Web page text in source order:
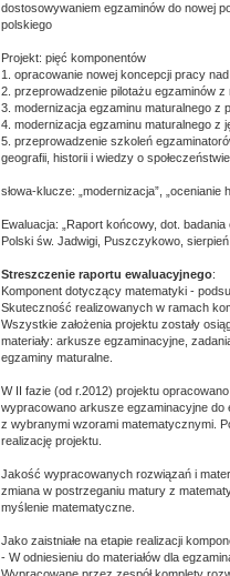
dostosowywaniem egzaminów do nowej
polskiego
Projekt: pięć komponentów
1. opracowanie nowej koncepcji pracy
2. przeprowadzenie pilotażu egzaminów z
3. modernizacja egzaminu maturalnego z
4. modernizacja egzaminu maturalnego z
5. przeprowadzenie szkoleń
geografii, historii i wiedzy o społeczeństwie
słowa-klucze: „modernizacja”, „ocenianie
Ewaluacja: „Raport końcowy, dot.
Polski św. Jadwigi, Puszczykowo,
Streszczenie raportu ewaluacyjnego:
Komponent dotyczący matematyki -
Skuteczność realizowanych w ramach
Wszystkie założenia projektu zostały
materiały: arkusze egzaminacyjne,
egzaminy maturalne.
W II fazie (od r.2012) projektu
wypracowano arkusze egzaminacyjne do
z wybranymi wzorami matematycznymi.
realizację projektu.
Jakość wypracowanych rozwiązań i
zmiana w postrzeganiu matury z
myślenie matematyczne.
Jako zaistniałe na etapie realizacji
- W odniesieniu do materiałów dla